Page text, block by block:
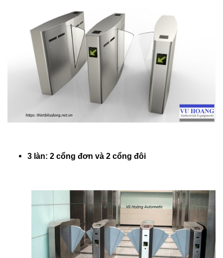
3 làn: 2 cổng đơn và 2 cổng đôi